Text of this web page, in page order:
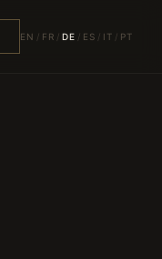
EN / FR / DE / ES / IT / PT